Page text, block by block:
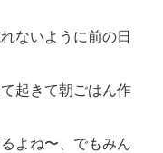
ないように前の日
起きて朝ごはん作
よね〜、でもみん